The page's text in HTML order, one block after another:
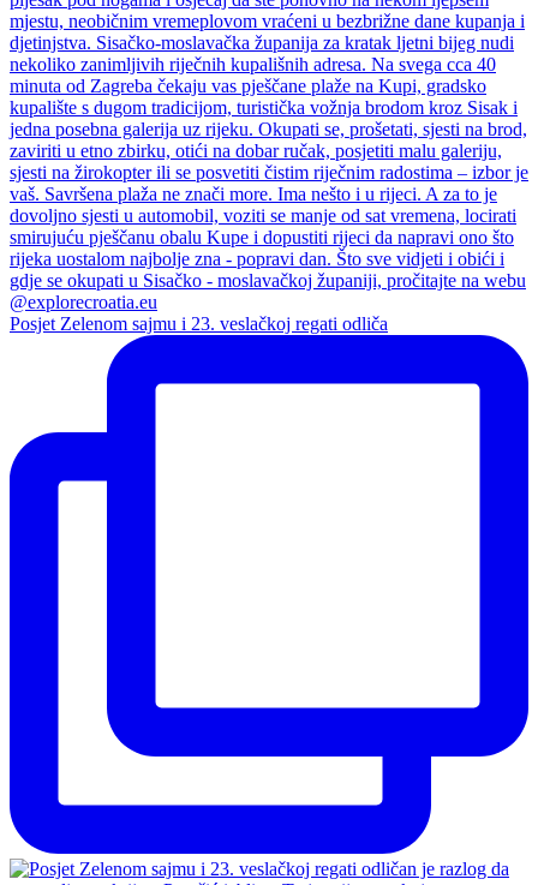
Posjet Zelenom sajmu i 23. veslačkoj regati odliča